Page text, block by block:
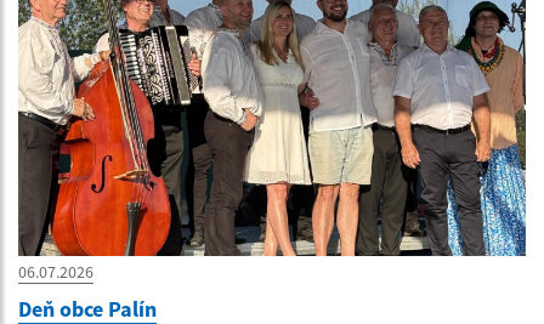
06.07.2026
Deň obce Palín